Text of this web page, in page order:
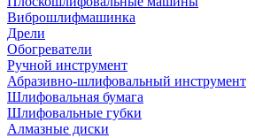
Виброшлифмашинка
Дрели
Обогреватели
Ручной инструмент
Абразивно-шлифовальный инструмент
Шлифовальная бумага
Шлифовальные губки
Алмазные диски